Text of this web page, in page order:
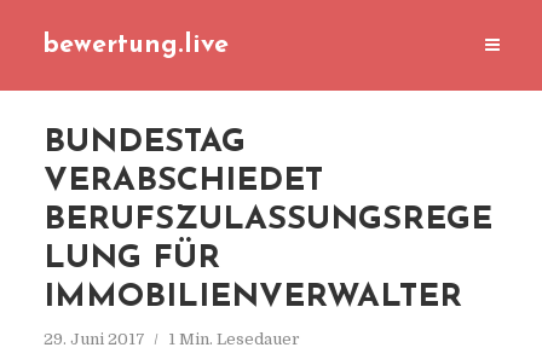
bewertung.live
BUNDESTAG
VERABSCHIEDET
BERUFSZULASSUNGSREGE
LUNG FÜR
IMMOBILIENVERWALTER
29. Juni 2017 1 Min. Lesedauer